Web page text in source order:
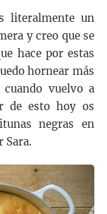
literalmente un
y creo que se
hace por estas
hornear más
cuando vuelvo a
de esto hoy os
negras en
Sara.